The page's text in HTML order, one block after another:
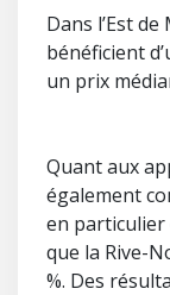
Dans l’Est
bénéficient
un prix
Quant aux
également
en particulier
que la Rive-
%. Des